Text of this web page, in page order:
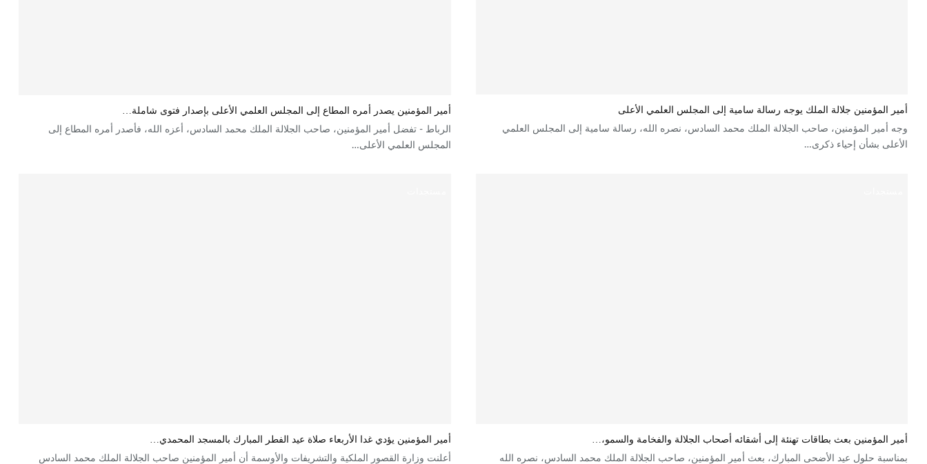
أمير المؤمنين جلالة الملك يوجه رسالة سامية إلى المجلس العلمي الأعلى
وجه أمير المؤمنين، صاحب الجلالة الملك محمد السادس، نصره الله، رسالة سامية إلى المجلس العلمي
الأعلى بشأن إحياء ذكرى…
أمير المؤمنين يصدر أمره المطاع إلى المجلس العلمي الأعلى بإصدار فتوى شاملة…
الرباط - تفضل أمير المؤمنين، صاحب الجلالة الملك محمد السادس، أعزه الله، فأصدر أمره المطاع إلى
المجلس العلمي الأعلى…
أمير المؤمنين بعث بطاقات تهنئة إلى أشقائه أصحاب الجلالة والفخامة والسمو،…
بمناسبة حلول عيد الأضحى المبارك، بعث أمير المؤمنين، صاحب الجلالة الملك محمد السادس، نصره الله
أمير المؤمنين يؤدي غدا الأربعاء صلاة عيد الفطر المبارك بالمسجد المحمدي…
أعلنت وزارة القصور الملكية والتشريفات والأوسمة أن أمير المؤمنين صاحب الجلالة الملك محمد السادس